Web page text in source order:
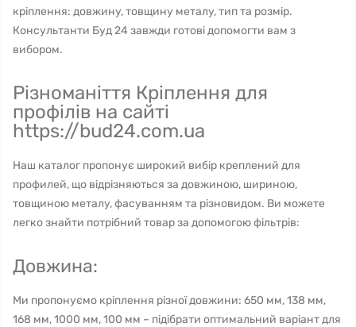
кріплення: довжину, товщину металу, тип та розмір.
Консультанти Буд 24 завжди готові допомогти вам з
вибором.
Різноманіття Кріплення для
профілів на сайті
https://bud24.com.ua
Наш каталог пропонує широкий вибір креплений для
профилей, що відрізняються за довжиною, шириною,
товщиною металу, фасуванням та різновидом. Ви можете
легко знайти потрібний товар за допомогою фільтрів:
Довжина:
Ми пропонуємо кріплення різної довжини: 650 мм, 138 мм,
168 мм, 1000 мм, 100 мм – підібрати оптимальний варіант для